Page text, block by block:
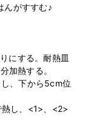
んがすすむ♪
にする。耐熱皿
加熱する。
、下から5cm位
し、<1>、<2>